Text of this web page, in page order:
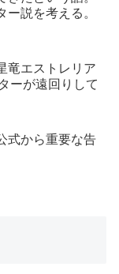
ー説を考える。
竜エストレリア
ーが遠回りして
式から重要な告